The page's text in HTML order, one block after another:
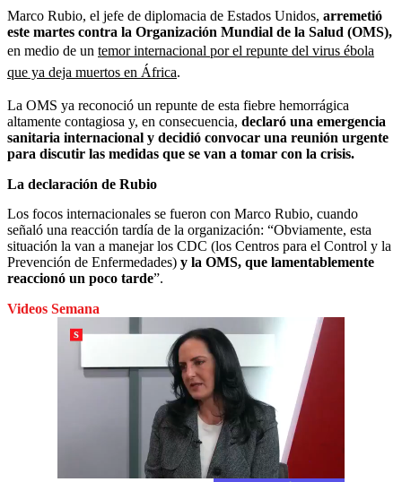
Marco Rubio, el jefe de diplomacia de Estados Unidos, arremetió
este martes contra la Organización Mundial de la Salud (OMS),
en medio de un temor internacional por el repunte del virus ébola
que ya deja muertos en África.
La OMS ya reconoció un repunte de esta fiebre hemorrágica
altamente contagiosa y, en consecuencia, declaró una emergencia
sanitaria internacional y decidió convocar una reunión urgente
para discutir las medidas que se van a tomar con la crisis.
La declaración de Rubio
Los focos internacionales se fueron con Marco Rubio, cuando
señaló una reacción tardía de la organización: “Obviamente, esta
situación la van a manejar los CDC (los Centros para el Control y la
Prevención de Enfermedades) y la OMS, que lamentablemente
reaccionó un poco tarde”.
Videos Semana